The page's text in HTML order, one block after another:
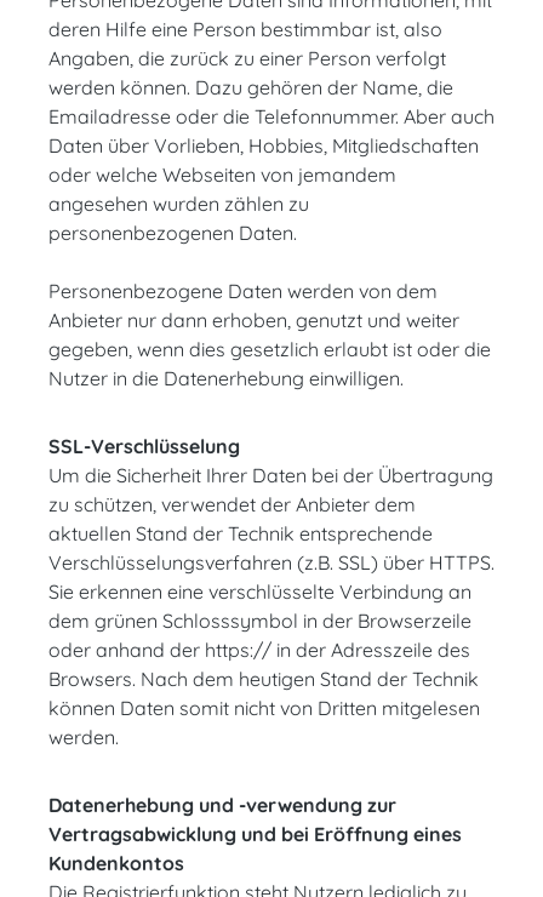
deren Hilfe eine Person bestimmbar ist, also
Angaben, die zurück zu einer Person verfolgt
werden können. Dazu gehören der Name, die
Emailadresse oder die Telefonnummer. Aber auch
Daten über Vorlieben, Hobbies, Mitgliedschaften
oder welche Webseiten von jemandem
angesehen wurden zählen zu
personenbezogenen Daten.
Personenbezogene Daten werden von dem
Anbieter nur dann erhoben, genutzt und weiter
gegeben, wenn dies gesetzlich erlaubt ist oder die
Nutzer in die Datenerhebung einwilligen.
SSL-Verschlüsselung
Um die Sicherheit Ihrer Daten bei der Übertragung
zu schützen, verwendet der Anbieter dem
aktuellen Stand der Technik entsprechende
Verschlüsselungsverfahren (z.B. SSL) über HTTPS.
Sie erkennen eine verschlüsselte Verbindung an
dem grünen Schlosssymbol in der Browserzeile
oder anhand der https:// in der Adresszeile des
Browsers. Nach dem heutigen Stand der Technik
können Daten somit nicht von Dritten mitgelesen
werden.
Datenerhebung und -verwendung zur
Vertragsabwicklung und bei Eröffnung eines
Kundenkontos
Die Registrierfunktion steht Nutzern lediglich zu